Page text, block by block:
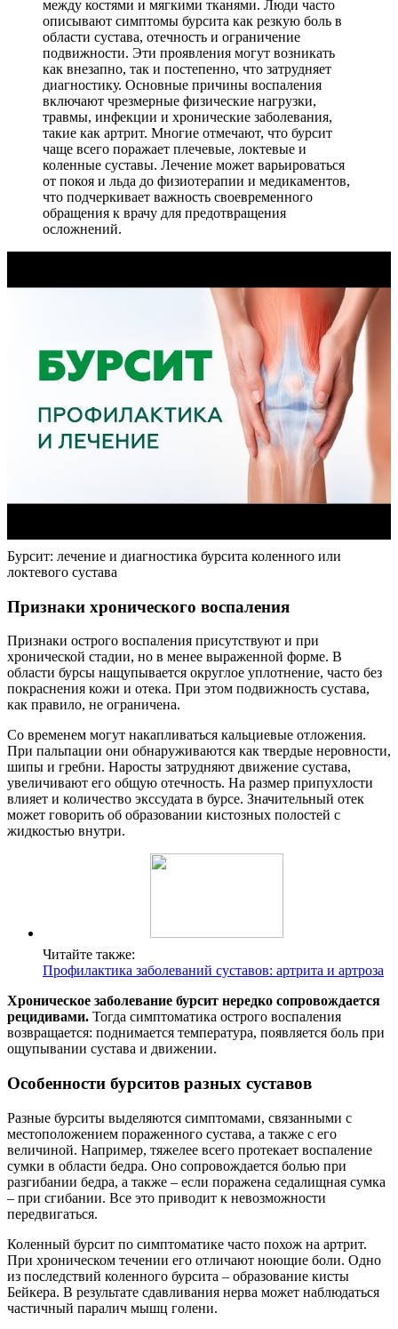
между костями и мягкими тканями. Люди часто
описывают симптомы бурсита как резкую боль в
области сустава, отечность и ограничение
подвижности. Эти проявления могут возникать
как внезапно, так и постепенно, что затрудняет
диагностику. Основные причины воспаления
включают чрезмерные физические нагрузки,
травмы, инфекции и хронические заболевания,
такие как артрит. Многие отмечают, что бурсит
чаще всего поражает плечевые, локтевые и
коленные суставы. Лечение может варьироваться
от покоя и льда до физиотерапии и медикаментов,
что подчеркивает важность своевременного
обращения к врачу для предотвращения
осложнений.
Бурсит: лечение и диагностика бурсита коленного или
локтевого сустава
Признаки хронического воспаления
Признаки острого воспаления присутствуют и при
хронической стадии, но в менее выраженной форме. В
области бурсы нащупывается округлое уплотнение, часто без
покраснения кожи и отека. При этом подвижность сустава,
как правило, не ограничена.
Со временем могут накапливаться кальциевые отложения.
При пальпации они обнаруживаются как твердые неровности,
шипы и гребни. Наросты затрудняют движение сустава,
увеличивают его общую отечность. На размер припухлости
влияет и количество экссудата в бурсе. Значительный отек
может говорить об образовании кистозных полостей с
жидкостью внутри.
Читайте также:
Профилактика заболеваний суставов: артрита и артроза
Хроническое заболевание бурсит нередко сопровождается
рецидивами. Тогда симптоматика острого воспаления
возвращается: поднимается температура, появляется боль при
ощупывании сустава и движении.
Особенности бурситов разных суставов
Разные бурситы выделяются симптомами, связанными с
местоположением пораженного сустава, а также с его
величиной. Например, тяжелее всего протекает воспаление
сумки в области бедра. Оно сопровождается болью при
разгибании бедра, а также – если поражена седалищная сумка
– при сгибании. Все это приводит к невозможности
передвигаться.
Коленный бурсит по симптоматике часто похож на артрит.
При хроническом течении его отличают ноющие боли. Одно
из последствий коленного бурсита – образование кисты
Бейкера. В результате сдавливания нерва может наблюдаться
частичный паралич мышц голени.